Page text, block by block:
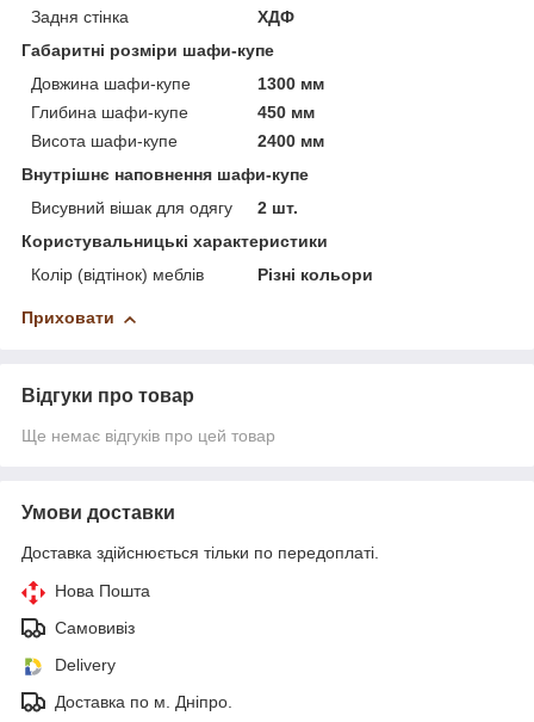
Задня стінка
ХДФ
Габаритні розміри шафи-купе
Довжина шафи-купе
1300 мм
Глибина шафи-купе
450 мм
Висота шафи-купе
2400 мм
Внутрішнє наповнення шафи-купе
Висувний вішак для одягу
2 шт.
Користувальницькі характеристики
Колір (відтінок) меблів
Різні кольори
Приховати
Відгуки про товар
Ще немає відгуків про цей товар
Умови доставки
Доставка здійснюється тільки по передоплаті.
Нова Пошта
Самовивіз
Delivery
Доставка по м. Дніпро.